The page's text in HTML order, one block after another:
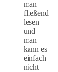
man
fließend
lesen
und
man
kann es
einfach
nicht